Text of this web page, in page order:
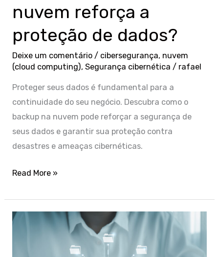
nuvem reforça a
proteção de dados?
Deixe um comentário / cibersegurança, nuvem
(cloud computing),Segurança cibernética / rafael
Proteger seus dados é fundamental para a
continuidade do seu negócio. Descubra como o
backup na nuvem pode reforçar a segurança de
seus dados e garantir sua proteção contra
desastres e ameaças cibernéticas.
Read More »
Por